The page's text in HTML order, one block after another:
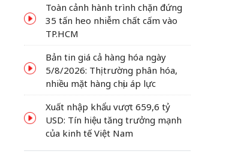
Toàn cảnh hành trình chặn đứng
35 tấn heo nhiễm chất cấm vào
TP.HCM
Bản tin giá cả hàng hóa ngày
5/8/2026: Thị trường phân hóa,
nhiều mặt hàng chịu áp lực
Xuất nhập khẩu vượt 659,6 tỷ
USD: Tín hiệu tăng trưởng mạnh
của kinh tế Việt Nam